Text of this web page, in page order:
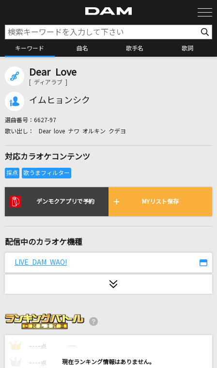
キーワード 曲名 歌手名 歌詞
リアルタイムで歌われている曲の一覧
BEYOND THE TIME
高嶺の花子さん
少女レイ
みきとP
Dear Love
[ ディアラブ ]
イムヒョンシク
選曲番号： 6627-97
Dear love ナワ オルキン クデヨ
対応カラオケコンテンツ
デンモクアプリで予約 MYリスト保存
配信中のカラオケ機種
LIVE DAM WAO!
1 ---- 点 ----
---- 点 ----